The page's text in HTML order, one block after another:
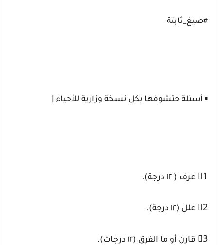
#صيغ_ثابتة
▪️ أسئلة حتشوفها بكل نسخة وزارية للأحياء |
1⃣ عرف ( ١٢ درجة).
2⃣ علل (١٢ درجة).
3⃣ قارن أو ما الفرق (١٢ درجات).